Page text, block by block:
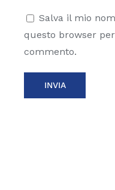
Salva il mio
questo browser
commento.